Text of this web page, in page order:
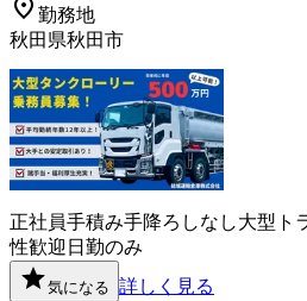
勤務地
秋田県秋田市
正社員手積み手降ろしなし大型ト
性歓迎 日勤のみ
気になる 詳しく見る